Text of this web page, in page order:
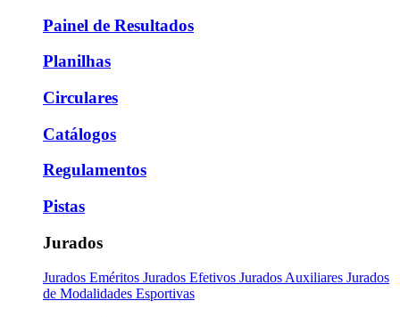
Painel de Resultados
Planilhas
Circulares
Catálogos
Regulamentos
Pistas
Jurados
Jurados Eméritos Jurados Efetivos Jurados Auxiliares Jurados
de Modalidades Esportivas